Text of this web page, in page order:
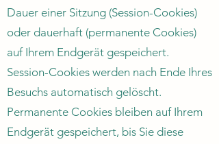
Dauer einer Sitzung (Session-Cookies)
oder dauerhaft (permanente Cookies)
auf Ihrem Endgerät gespeichert.
Session-Cookies werden nach Ende Ihres
Besuchs automatisch gelöscht.
Permanente Cookies bleiben auf Ihrem
Endgerät gespeichert, bis Sie diese